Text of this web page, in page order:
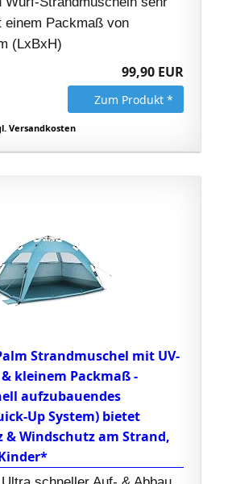
einem Packmaß von
(LxBxH)
99,90 EUR
Zum Produkt *
Versandkosten
Strandmuschel mit UV-
& kleinem Packmaß -
aufzubauendes
Up System) bietet
& Windschutz am Strand,